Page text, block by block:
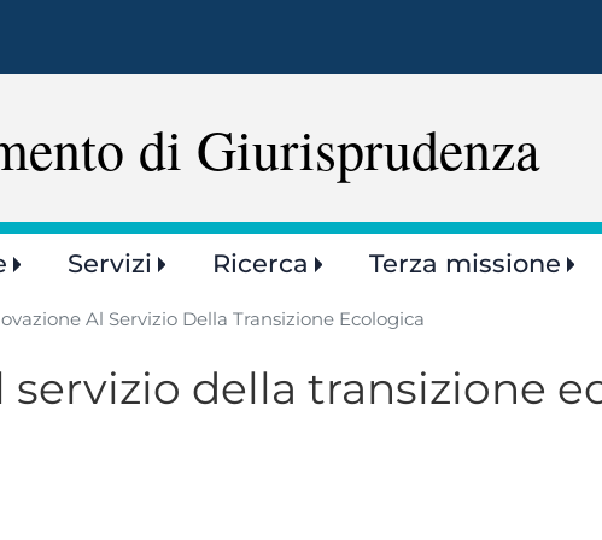
contenuto
di Giurisprudenza
Servizi Ricerca Terza missione
Al Servizio Della Transizione Ecologica
servizio della transizione